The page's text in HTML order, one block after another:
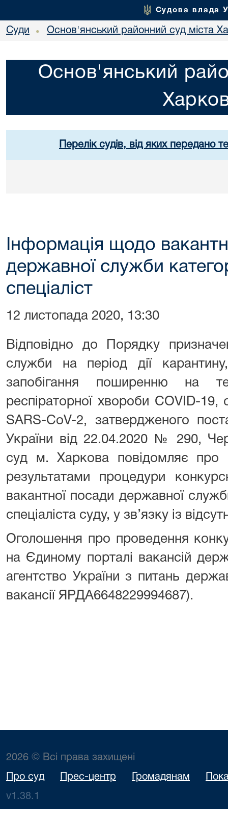
Судова влада
Суди • Основ'янський районний суд міста
Основ'янський
Перелік судів, від яких передано
Інформація щодо
державної служби
спеціаліст
12 листопада 2020, 13:30
Відповідно до Порядку
служби на період дії
запобігання поширенню на
респіраторної хвороби COVID-19,
SARS-CoV-2, затвердженого
України від 22.04.2020 № 290,
суд м. Харкова повідомляє про
результатами процедури
вакантної посади державної
спеціаліста суду, у зв’язку із
Оголошення про проведення
на Єдиному порталі вакансій
агентство України з питань
вакансії ЯРДА6648229994687).
2026 © Всі права захищені
Про суд Прес-центр Громадянам
v1.38.1